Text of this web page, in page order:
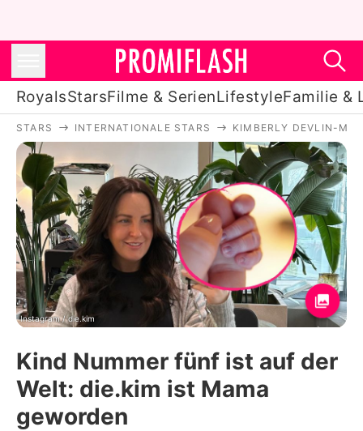
RoyalsStarsFilme & SerienLifestyleFamilie &
Royals
Stars
Filme & Serien
Lifestyle
Familie & Liebe
Promiflash Exklusiv
Alle Themen auf Promiflash
STARS INTERNATIONALE STARS KIMBERLY DEVLIN-
Instagram / die.kim
Kind Nummer fünf ist auf der
Welt: die.kim ist Mama
geworden